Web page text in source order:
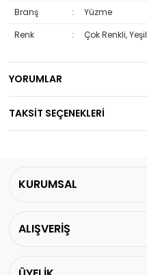
Branş :
Yüzme
Renk
: Çok Renkli, Yeşil
YORUMLAR
TAKSİT SEÇENEKLERİ
KURUMSAL
ALIŞVERİŞ